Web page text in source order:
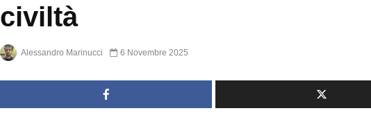
civiltà
Alessandro Marinucci 6 Novembre 2025